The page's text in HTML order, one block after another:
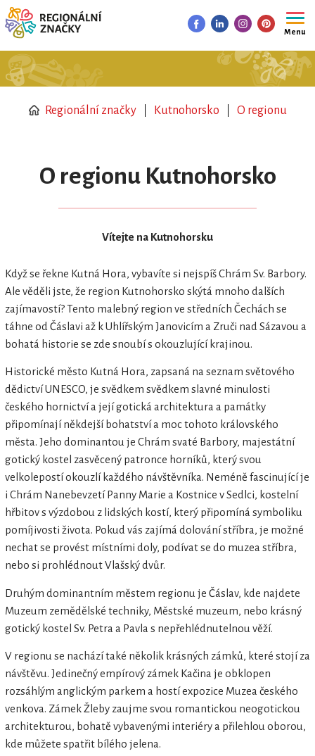
Menu
Regionální značky Kutnohorsko O regionu
O regionu Kutnohorsko
Vítejte na Kutnohorsku
Když se řekne Kutná Hora, vybavíte si nejspíš Chrám Sv. Barbory.
Ale věděli jste, že region Kutnohorsko skýtá mnoho dalších
zajímavostí? Tento malebný region ve středních Čechách se
táhne od Čáslavi až k Uhlířským Janovicím a Zruči nad Sázavou a
bohatá historie se zde snoubí s okouzlující krajinou.
Historické město Kutná Hora, zapsaná na seznam světového
dědictví UNESCO, je svědkem svědkem slavné minulosti
českého hornictví a její gotická architektura a památky
připomínají někdejší bohatství a moc tohoto královského
města. Jeho dominantou je Chrám svaté Barbory, majestátní
gotický kostel zasvěcený patronce horníků, který svou
velkolepostí okouzlí každého návštěvníka. Neméně fascinující je
i Chrám Nanebevzetí Panny Marie a Kostnice v Sedlci, kostelní
hřbitov s výzdobou z lidských kostí, který připomíná symboliku
pomíjivosti života. Pokud vás zajímá dolování stříbra, je možné
nechat se provést místními doly, podívat se do muzea stříbra,
nebo si prohlédnout Vlašský dvůr.
Druhým dominantním městem regionu je Čáslav, kde najdete
Muzeum zemědělské techniky, Městské muzeum, nebo krásný
gotický kostel Sv. Petra a Pavla s nepřehlédnutelnou věží.
V regionu se nachází také několik krásných zámků, které stojí za
návštěvu. Jedinečný empírový zámek Kačina je obklopen
rozsáhlým anglickým parkem a hostí expozice Muzea českého
venkova. Zámek Žleby zaujme svou romantickou neogotickou
architekturou, bohatě vybavenými interiéry a přilehlou oborou,
kde můžete spatřit bílého jelena.